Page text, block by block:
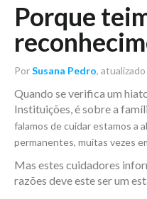
Porque
PorSusana Pedro,
Quando se verifica um
Instituições, é sobre a
falamos de cuidar estamos a
permanentes, muitas vezes
Mas estes cuidadores
razões deve este ser um